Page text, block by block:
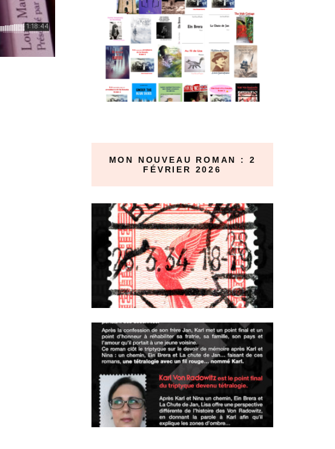
MON NOUVEAU ROMAN : 2
FÉVRIER 2026